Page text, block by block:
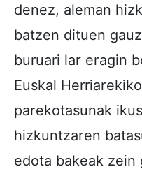
denez, aleman
batzen dituen
buruari lar eragin
Euskal
parekotasunak
hizkuntzaren
edota bakeak zein